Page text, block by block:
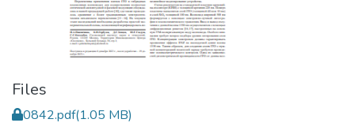
Files
0842.pdf(1.05 MB)